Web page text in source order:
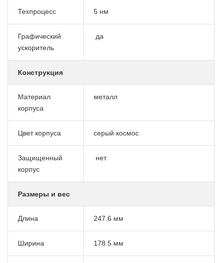
Техпроцесс 5 нм
Графический
ускоритель
да
Конструкция
Материал
корпуса
металл
Цвет корпуса серый космос
Защищенный
корпус
нет
Размеры и вес
Длина 247.6 мм
Ширина 178.5 мм